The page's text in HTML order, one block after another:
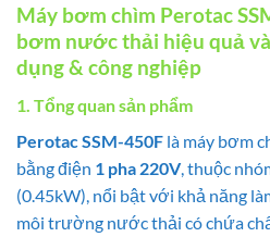
Máy bơm chìm Perotac
bơm nước thải hiệu quả
dụng & công nghiệp
1. Tổng quan sản phẩm
Perotac SSM-450F là máy bơm
bằng điện 1 pha 220V, thuộc
(0.45kW), nổi bật với khả năng
môi trường nước thải có chứa